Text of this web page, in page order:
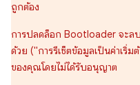
ถูกต้อง
การปลดล็อก Bootloader จะล
ด้วย ("การรีเซ็ตข้อมูลเป็นค่าเริ่
ของคุณโดยไม่ได้รับอนุญาต